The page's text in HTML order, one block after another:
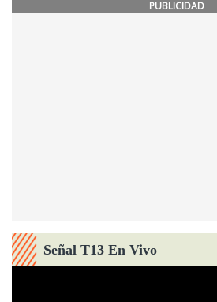
PUBLICIDAD
Señal T13 En Vivo